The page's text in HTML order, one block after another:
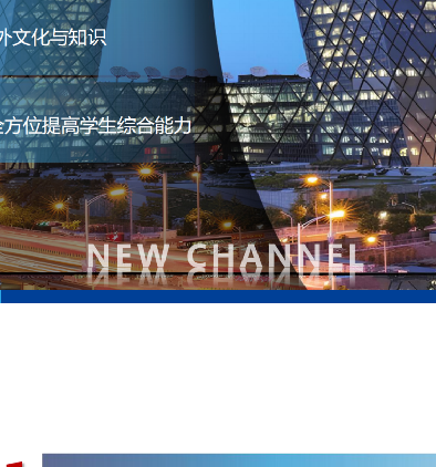
我已阅读并同意 《用户服务条款及隐私政策》
首次登录自动注册账号 收不到验证码?
立即预约
我已阅读并同意《用户服务条款及隐私政策》